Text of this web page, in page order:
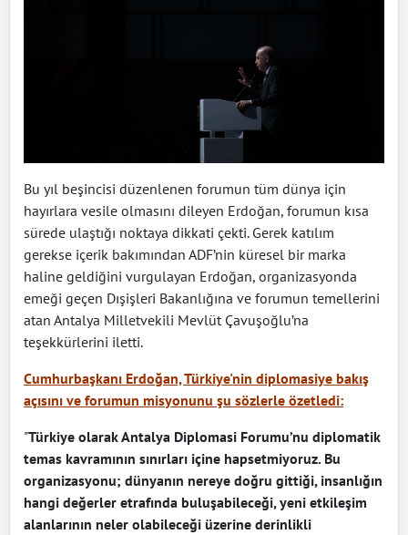
Bu yıl beşincisi düzenlenen forumun tüm dünya için
hayırlara vesile olmasını dileyen Erdoğan, forumun kısa
sürede ulaştığı noktaya dikkati çekti. Gerek katılım
gerekse içerik bakımından ADF’nin küresel bir marka
haline geldiğini vurgulayan Erdoğan, organizasyonda
emeği geçen Dışişleri Bakanlığına ve forumun temellerini
atan Antalya Milletvekili Mevlüt Çavuşoğlu’na
teşekkürlerini iletti.
Cumhurbaşkanı Erdoğan, Türkiye'nin diplomasiye bakış
açısını ve forumun misyonunu şu sözlerle özetledi:
"Türkiye olarak Antalya Diplomasi Forumu’nu diplomatik
temas kavramının sınırları içine hapsetmiyoruz. Bu
organizasyonu; dünyanın nereye doğru gittiği, insanlığın
hangi değerler etrafında buluşabileceği, yeni etkileşim
alanlarının neler olabileceği üzerine derinlikli